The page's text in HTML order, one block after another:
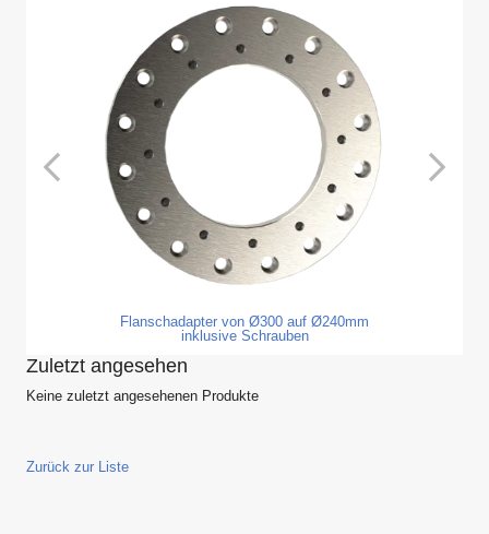
Flanschadapter von Ø300 auf Ø240mm
inklusive Schrauben
Zuletzt angesehen
Keine zuletzt angesehenen Produkte
Zurück zur Liste